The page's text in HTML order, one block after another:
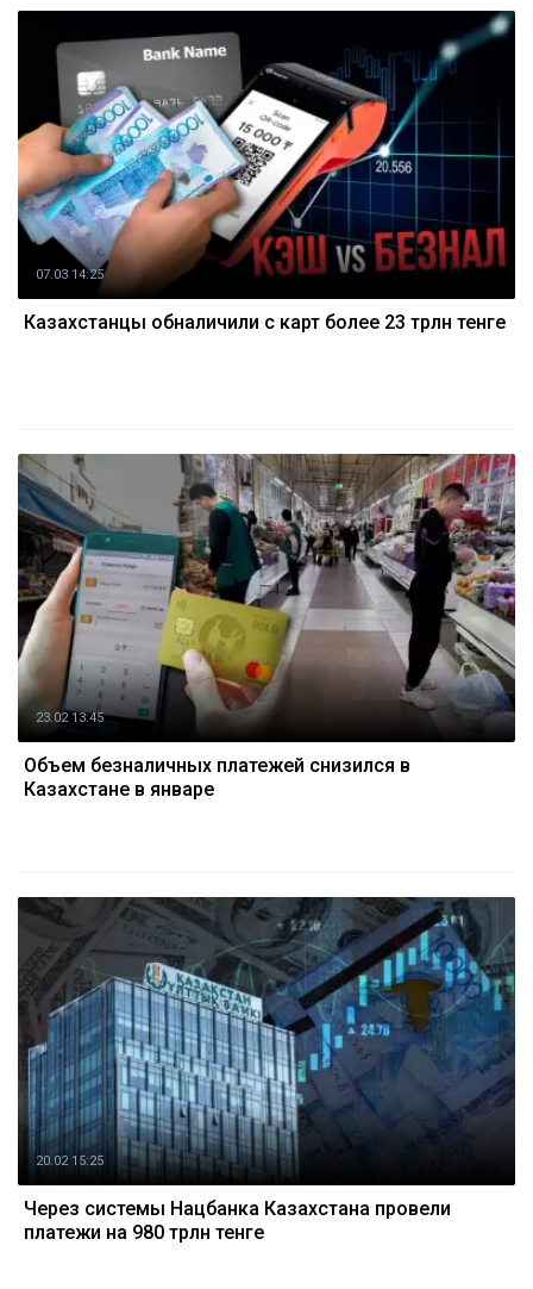
07.03 14:25
Казахстанцы обналичили с карт более 23 трлн тенге
23.02 13:45
Объем безналичных платежей снизился в
Казахстане в январе
20.02 15:25
Через системы Нацбанка Казахстана провели
платежи на 980 трлн тенге